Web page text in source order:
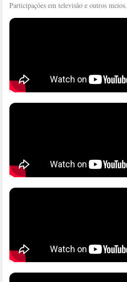
Participações em televisão e outros meios.